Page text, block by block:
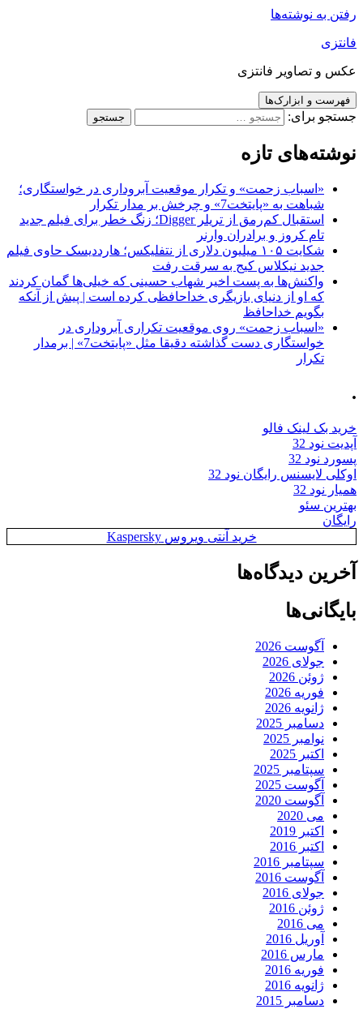
رفتن به نوشته‌ها
فانتزی
عکس و تصاویر فانتزی
فهرست و ابزارک‌ها
جستجو برای:
نوشته‌های تازه
«اسباب زحمت» و تکرار موقعیت آبروداری در خواستگاری؛
شباهت به «پایتخت7» و چرخش بر مدار تکرار
استقبال کم‌رمق از تریلر Digger؛ زنگ خطر برای فیلم جدید
تام کروز و برادران وارنر
شکایت ۱۰۵ میلیون دلاری از نتفلیکس؛ هارددیسک حاوی فیلم
جدید نیکلاس کیج به سرقت رفت
واکنش‌ها به پست اخیر شهاب حسینی که خیلی‌ها گمان کردند
که او از دنیای بازیگری خداحافظی کرده است | پیش از آنکه
بگویم خداحافظ
«اسباب زحمت» روی موقعیت تکراری آبروداری در
خواستگاری دست گذاشته دقیقا مثل «پایتخت7» | برمدار
تکرار
.
خرید بک لینک فالو
آپدیت نود 32
پسورد نود 32
اوکلی لایسنس رایگان نود 32
همیار نود 32
بهترین سئو
رایگان
خرید آنتی ویروس Kaspersky
آخرین دیدگاه‌ها
بایگانی‌ها
آگوست 2026
جولای 2026
ژوئن 2026
فوریه 2026
ژانویه 2026
دسامبر 2025
نوامبر 2025
اکتبر 2025
سپتامبر 2025
آگوست 2025
آگوست 2020
می 2020
اکتبر 2019
اکتبر 2016
سپتامبر 2016
آگوست 2016
جولای 2016
ژوئن 2016
می 2016
آوریل 2016
مارس 2016
فوریه 2016
ژانویه 2016
دسامبر 2015